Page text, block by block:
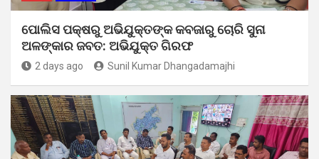
ପୋଲିସ ପକ୍ଷରୁ ଅଭିଯୁକ୍ତଙ୍କ କବଜାରୁ ଚୋରି ସୁନା
ଅଳଙ୍କାର ଜବତ: ଅଭିଯୁକ୍ତ ଗିରଫ
2 days ago Sunil Kumar Dhangadamajhi